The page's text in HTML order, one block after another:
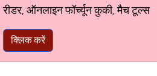
रीडर, ऑनलाइन फॉर्च्यून कुकी, मैच टूल्स
क्लिक करें